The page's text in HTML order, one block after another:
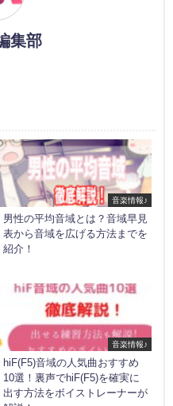
集部
音楽情報♪
男性の平均音域とは？音域早見
表から音域を広げる方法までを
紹介！
音楽情報♪
hiF(F5)音域の人気曲おすすめ
10選！裏声でhiF(F5)を確実に
出す方法をボイストレーナーが